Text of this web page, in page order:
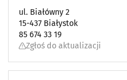
ul. Białówny 2
15-437 Białystok
85 674 33 19
Zgłoś do aktualizacji